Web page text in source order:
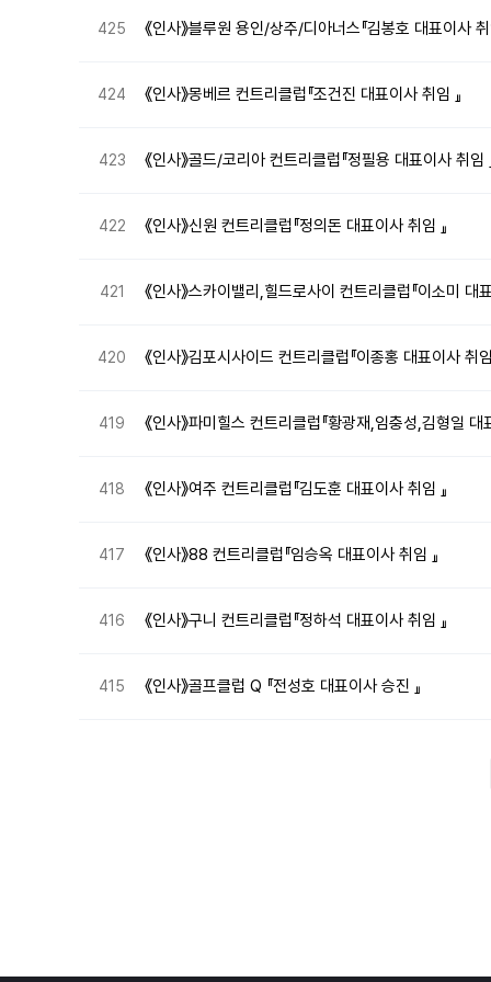
425 《인사》블루원 용인/상주/디아너스『김봉호 대표이사 취
424 《인사》몽베르 컨트리클럽『조건진 대표이사 취임 』
423 《인사》골드/코리아 컨트리클럽『정필용 대표이사 취임
422 《인사》신원 컨트리클럽『정의돈 대표이사 취임 』
421 《인사》스카이밸리,힐드로사이 컨트리클럽『이소미 대
420 《인사》김포시사이드 컨트리클럽『이종홍 대표이사 취임
419 《인사》파미힐스 컨트리클럽『황광재,임충성,김형일 대
418 《인사》여주 컨트리클럽『김도훈 대표이사 취임 』
417 《인사》88 컨트리클럽『임승옥 대표이사 취임 』
416 《인사》구니 컨트리클럽『정하석 대표이사 취임 』
415 《인사》골프클럽 Q 『전성호 대표이사 승진 』